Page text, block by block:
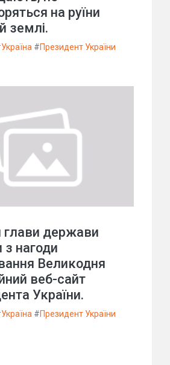
на руїни
землі.
Україна #Президент України
глави держави
з нагоди
Великодня
веб-сайт
України.
Україна #Президент України